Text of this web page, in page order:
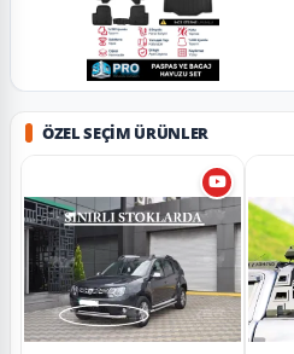
ÖZEL SEÇIM ÜRÜNLER